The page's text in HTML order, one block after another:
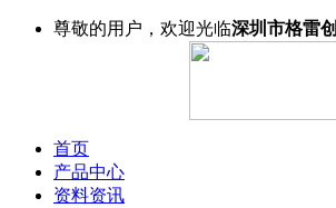
尊敬的用户，欢迎光临深圳市格雷
首页
产品中心
资料资讯